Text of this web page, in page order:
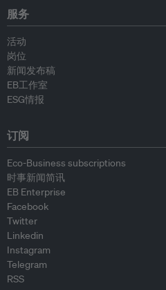
服务
活动
岗位
新闻发布稿
EB工作室
ESG情报
订阅
Eco-Business subscriptions
时事新闻简讯
EB Enterprise
Facebook
Twitter
Linkedin
Instagram
Telegram
RSS